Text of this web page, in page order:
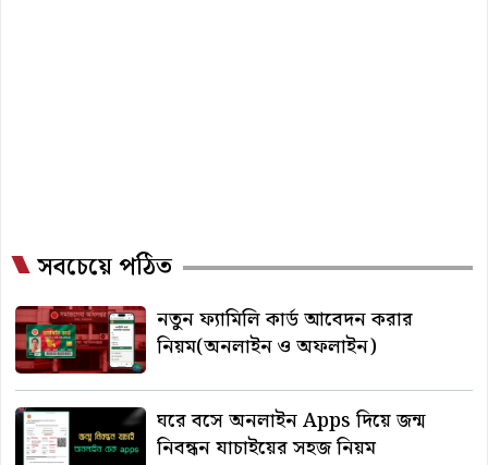
সবচেয়ে পঠিত
নতুন ফ্যামিলি কার্ড আবেদন করার
নিয়ম(অনলাইন ও অফলাইন)
ঘরে বসে অনলাইন Apps দিয়ে জন্ম
নিবন্ধন যাচাইয়ের সহজ নিয়ম